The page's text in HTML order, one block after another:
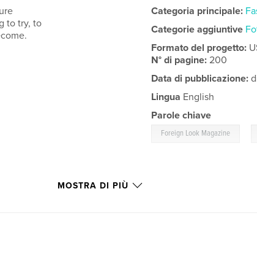
to try, to
Categoria principale:
Categorie aggiuntive
Formato del progetto:
N° di pagine:200
Data di pubblicazione:
Lingua English
Parole chiave
Foreign Look Magazine
MOSTRA DI PIÙ